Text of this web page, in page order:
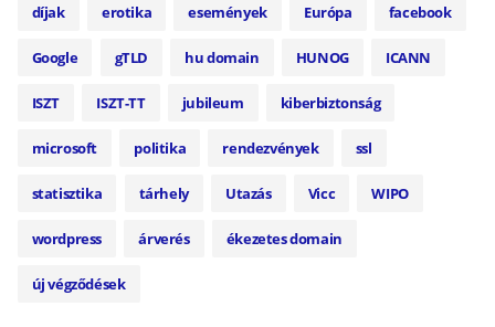
díjak erotika események Európa facebook
Google gTLD hu domain HUNOG ICANN
ISZT ISZT-TT jubileum kiberbiztonság
microsoft politika rendezvények ssl
statisztika tárhely Utazás Vicc WIPO
wordpress árverés ékezetes domain
új végződések